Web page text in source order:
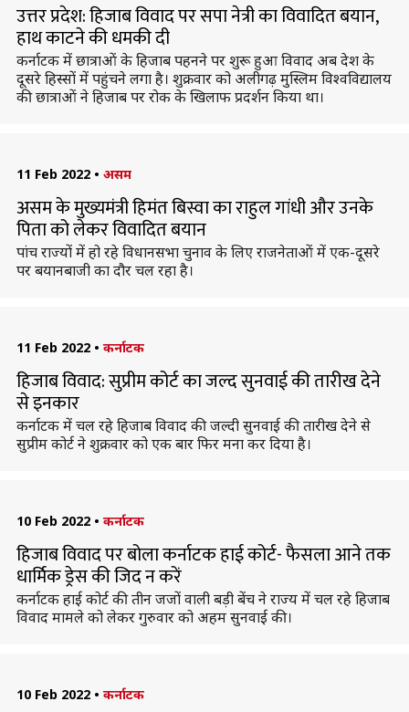
उत्तर प्रदेश: हिजाब विवाद पर सपा नेत्री का विवादित बयान,
हाथ काटने की धमकी दी
कर्नाटक में छात्राओं के हिजाब पहनने पर शुरू हुआ विवाद अब देश के
दूसरे हिस्सों में पहुंचने लगा है। शुक्रवार को अलीगढ़ मुस्लिम विश्वविद्यालय
की छात्राओं ने हिजाब पर रोक के खिलाफ प्रदर्शन किया था।
11 Feb 2022 • असम
असम के मुख्यमंत्री हिमंत बिस्वा का राहुल गांधी और उनके
पिता को लेकर विवादित बयान
पांच राज्यों में हो रहे विधानसभा चुनाव के लिए राजनेताओं में एक-दूसरे
पर बयानबाजी का दौर चल रहा है।
11 Feb 2022 • कर्नाटक
हिजाब विवाद: सुप्रीम कोर्ट का जल्द सुनवाई की तारीख देने
से इनकार
कर्नाटक में चल रहे हिजाब विवाद की जल्दी सुनवाई की तारीख देने से
सुप्रीम कोर्ट ने शुक्रवार को एक बार फिर मना कर दिया है।
10 Feb 2022 • कर्नाटक
हिजाब विवाद पर बोला कर्नाटक हाई कोर्ट- फैसला आने तक
धार्मिक ड्रेस की जिद न करें
कर्नाटक हाई कोर्ट की तीन जजों वाली बड़ी बेंच ने राज्य में चल रहे हिजाब
विवाद मामले को लेकर गुरुवार को अहम सुनवाई की।
10 Feb 2022 • कर्नाटक